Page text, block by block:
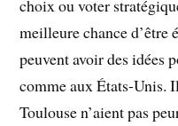
choix ou voter
meilleure chance d’être
peuvent avoir des idées
comme aux États-Unis.
Toulouse n’aient pas